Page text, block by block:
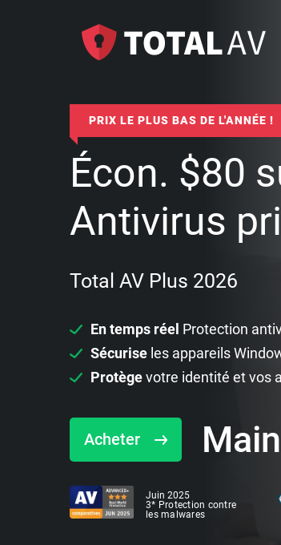
PRIX LE PLUS BAS DE L'ANNÉE !
Écon. $80
Antivirus
Total AV Plus 2026
En temps réel Protection
Sécurise les appareils
Protègevotre identité et vos
Acheter
Juin 2025
3* Protection contre
les malwares